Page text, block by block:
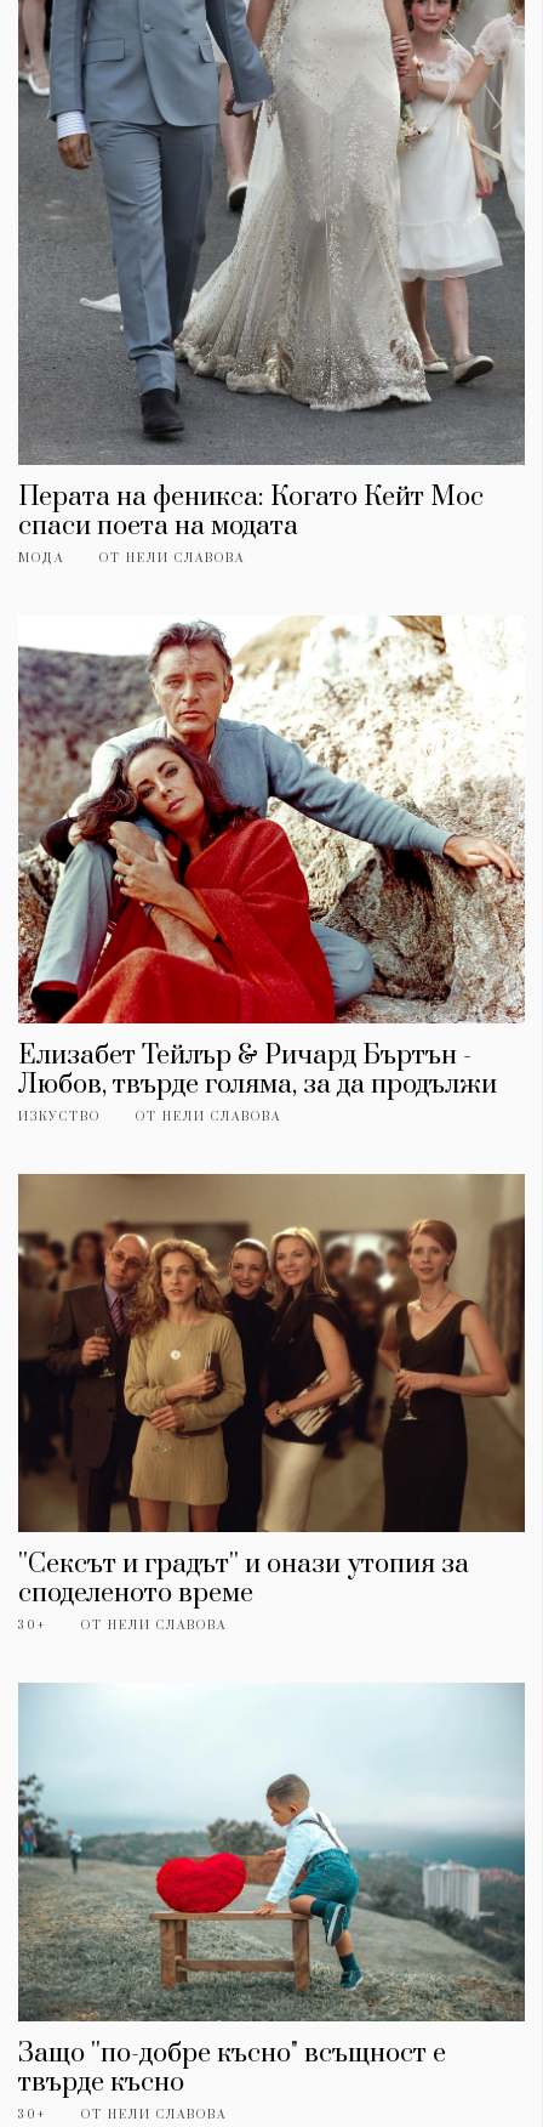
Перата на феникса: Когато Кейт Мос
спаси поета на модата
МОДА ОТ НЕЛИ СЛАВОВА
Елизабет Тейлър & Ричард Бъртън -
Любов, твърде голяма, за да продължи
ИЗКУСТВО ОТ НЕЛИ СЛАВОВА
''Сексът и градът'' и онази утопия за
споделеното време
30+ ОТ НЕЛИ СЛАВОВА
Защо ''по-добре късно" всъщност е
твърде късно
30+ ОТ НЕЛИ СЛАВОВА